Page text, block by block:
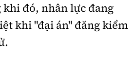
khi đó, nhân lực đang
khi "đại án" đăng kiểm